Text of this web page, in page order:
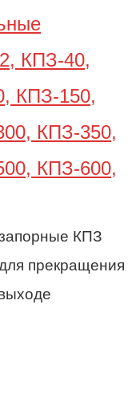
КПЗ-40,
КПЗ-150,
КПЗ-350,
КПЗ-600,
КПЗ
прекращения